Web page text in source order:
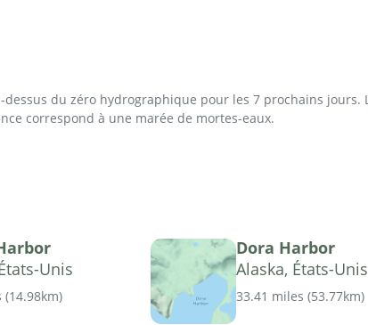
du zéro hydrographique pour les 7 prochains
correspond à une marée de mortes-eaux.
Unis
(14.98km)
Dora Harbor
Alaska, États-Unis
33.41 miles (53.77km)